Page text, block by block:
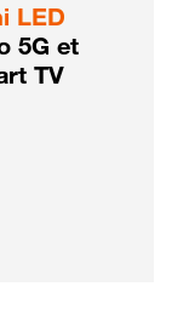
LED
5G et
TV